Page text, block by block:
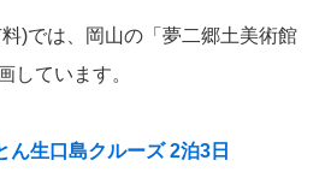
)では、岡山の「夢二郷土美術館
しています。
生口島クルーズ 2泊3日